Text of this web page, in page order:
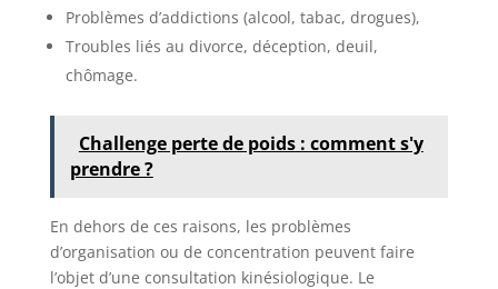
Problèmes d’addictions (alcool, tabac, drogues),
Troubles liés au divorce, déception, deuil,
chômage.
Challenge perte de poids : comment s'y
prendre ?
En dehors de ces raisons, les problèmes
d’organisation ou de concentration peuvent faire
l’objet d’une consultation kinésiologique. Le